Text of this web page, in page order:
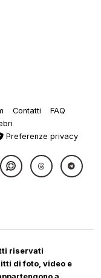
Contatti
FAQ
Preferenze privacy
riservati
di foto, video e